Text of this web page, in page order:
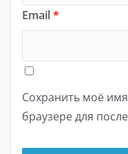
Email*
Сохранить моё
браузере для